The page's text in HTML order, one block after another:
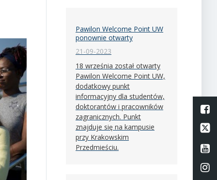
Pawilon Welcome Point UW
ponownie otwarty
21-09-2023
18 września został otwarty
Pawilon Welcome Point UW,
dodatkowy punkt
informacyjny dla studentów,
doktorantów i pracowników
zagranicznych. Punkt
znajduje się na kampusie
przy Krakowskim
Przedmieściu.